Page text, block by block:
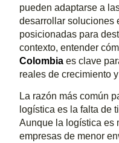
pueden adaptarse a
desarrollar soluciones
posicionadas para
contexto, entender
Colombia es clave
reales de crecimiento
La razón más común
logística es la falta de
Aunque la logística es
empresas de menor